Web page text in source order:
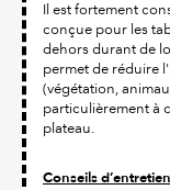
Il est fortement
conçue pour les
dehors durant de
permet de réduire
(végétation,
particulièrement à
plateau.
Conseils